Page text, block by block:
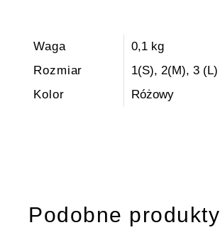
Waga
0,1 kg
Rozmiar
1(S), 2(M), 3 (L)
Kolor
Różowy
Podobne produkty